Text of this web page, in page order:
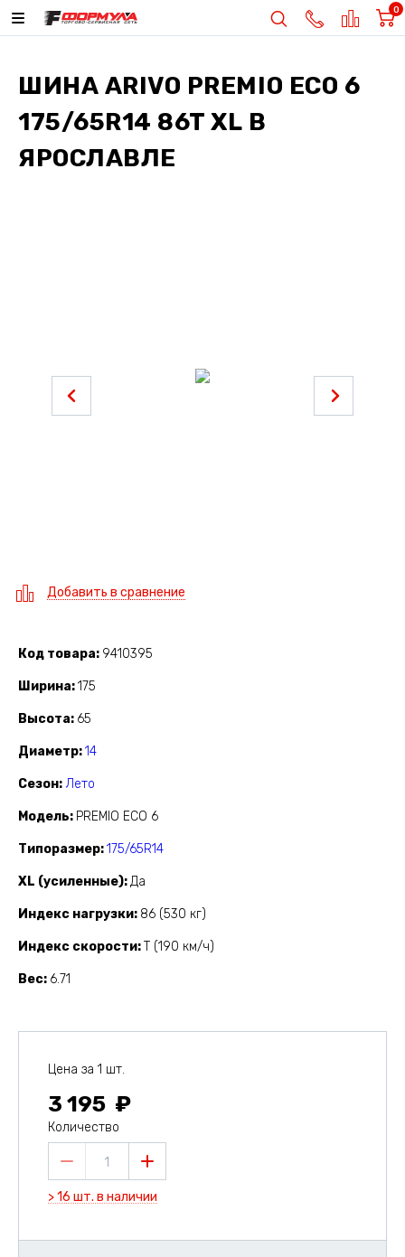
0
ШИНА ARIVO PREMIO ECO 6
175/65R14 86T XL В
ЯРОСЛАВЛЕ
Добавить в сравнение
Код товара 9410395
Ширина 175
Высота 65
Диаметр 14
Сезон Лето
Модель PREMIO ECO 6
Типоразмер 175/65R14
XL (усиленные) Да
Индекс нагрузки 86 (530 кг)
Индекс скорости T (190 км/ч)
Вес 6.71
Цена за 1 шт.
3 195
Количество
1
> 16 шт. в наличии